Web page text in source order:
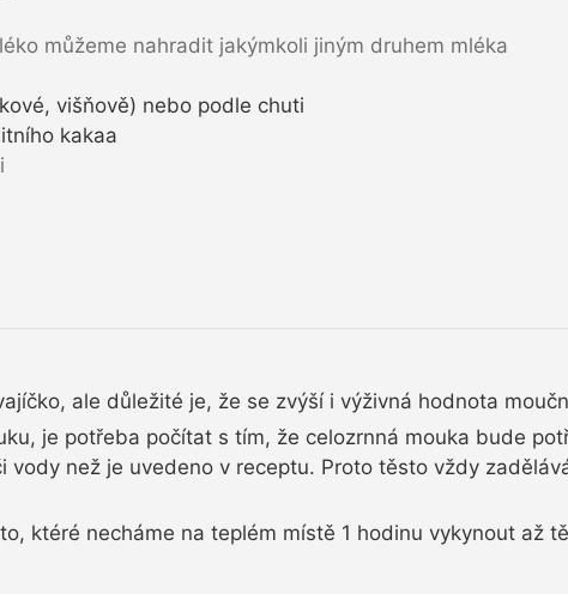
můžeme nahradit jakýmkoli jiným druhem mléka
višňově) nebo podle chuti
kakaa
ale důležité je, že se zvýší i výživná hodnota
je potřeba počítat s tím, že celozrnná mouka bude
vody než je uvedeno v receptu. Proto těsto vždy
ktéré necháme na teplém místě 1 hodinu vykynout až